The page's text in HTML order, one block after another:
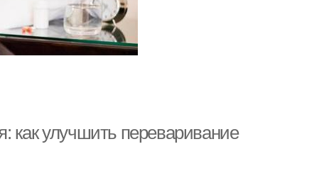
как улучшить переваривание